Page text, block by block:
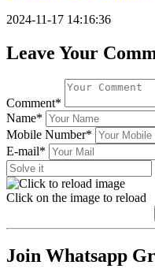
2024-11-17 14:16:36
Leave Your
Comment*
Name*
Mobile Number*
E-mail*
Click on the image to reload
Join Whatsapp